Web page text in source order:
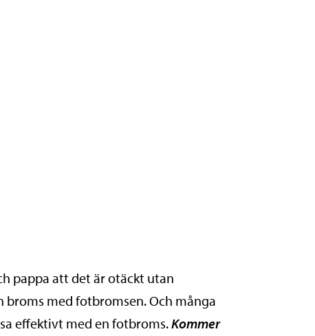
pappa att det är otäckt utan
broms med fotbromsen. Och många
effektivt med en fotbroms.Kommer